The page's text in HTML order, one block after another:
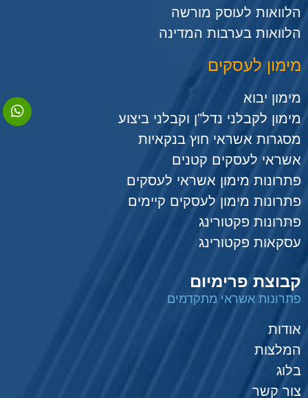
הלוואות לעוסק מורשה
הלוואות בערבות המדינה
מימון לעסקים
מימון יבוא
מימון לקבלני נדל"ן וקבלני ביצוע
מסגרות אשראי חוץ בנקאיות
אשראי לעסקים קטנים
פתרונות מימון אשראי לעסקים
פתרונות מימון לעסקים קיימים
פתרונות פקטורינג
עסקאות פקטורינג
קבוצת פרימיום
פתרונות אשראי מתקדמים
אודות
המלצות
בלוג
צור קשר